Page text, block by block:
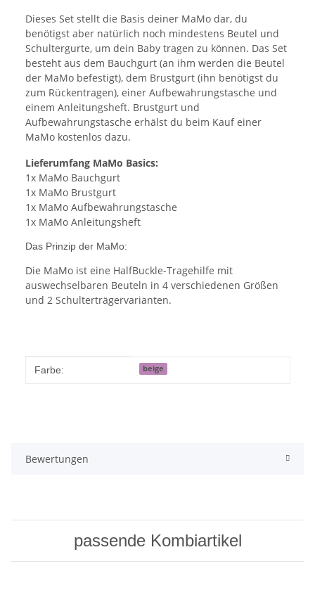
Dieses Set stellt die Basis deiner MaMo dar, du
benötigst aber natürlich noch mindestens Beutel und
Schultergurte, um dein Baby tragen zu können. Das Set
besteht aus dem Bauchgurt (an ihm werden die Beutel
der MaMo befestigt), dem Brustgurt (ihn benötigst du
zum Rückentragen), einer Aufbewahrungstasche und
einem Anleitungsheft. Brustgurt und
Aufbewahrungstasche erhälst du beim Kauf einer
MaMo kostenlos dazu.
Lieferumfang MaMo Basics:
1x MaMo Bauchgurt
1x MaMo Brustgurt
1x MaMo Aufbewahrungstasche
1x MaMo Anleitungsheft
Das Prinzip der MaMo:
Die MaMo ist eine HalfBuckle-Tragehilfe mit
auswechselbaren Beuteln in 4 verschiedenen Größen
und 2 Schulterträgervarianten.
Produkteigenschaft
Wert
Farbe: beige
Bewertungen
passende Kombiartikel